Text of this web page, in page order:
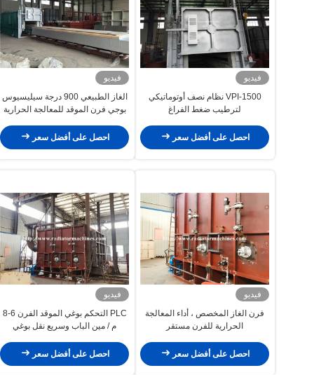
فيديو
VPI-1500 نظام نصف أوتوماتيكي
لترطيب ضغط الفراغ
احصل على أفضل سعر
فيديو
الغاز الطبيعي 900 درجة سيليسيوس
بوجي فرن الموقد للمعالجة الحرارية
احصل على أفضل سعر
فيديو
فرن الغاز المخصص ، أداء المعالجة
الحرارية للفرن مستقر
احصل على أفضل سعر
فيديو
PLC التحكم بوغي الموقد الفرن 6-8
م / مين الباب وسريع نقل بوغي
احصل على أفضل سعر